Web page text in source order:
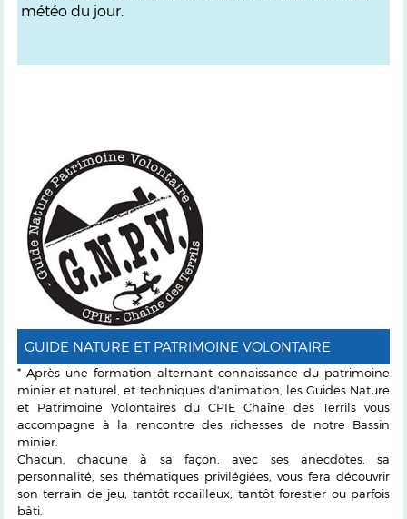
météo du jour.
GUIDE NATURE ET PATRIMOINE VOLONTAIRE
* Après une formation alternant connaissance du patrimoine
minier et naturel, et techniques d'animation, les Guides Nature
et Patrimoine Volontaires du CPIE Chaîne des Terrils vous
accompagne à la rencontre des richesses de notre Bassin
minier.
Chacun, chacune à sa façon, avec ses anecdotes, sa
personnalité, ses thématiques privilégiées, vous fera découvrir
son terrain de jeu, tantôt rocailleux, tantôt forestier ou parfois
bâti.